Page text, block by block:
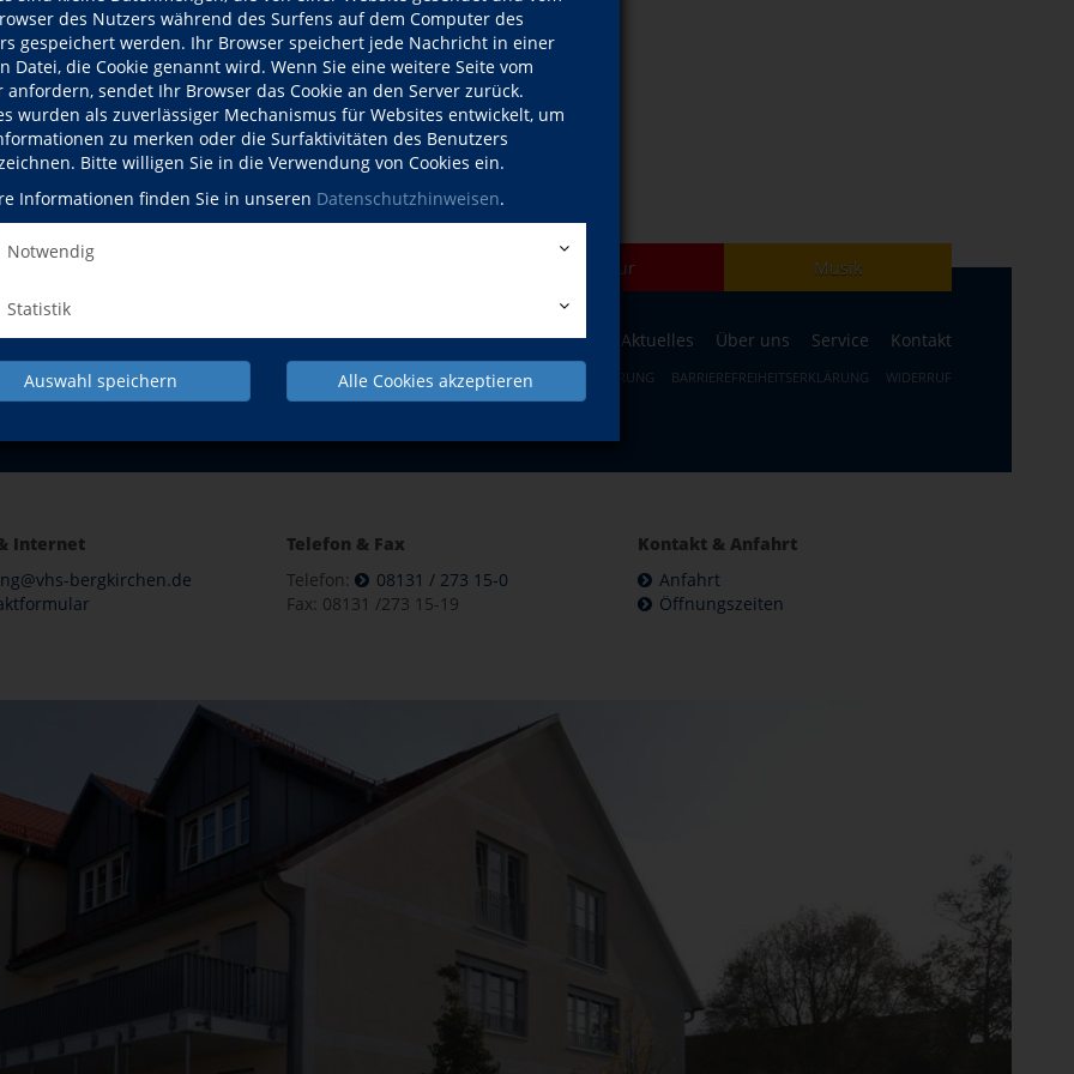
des Nutzers während des Surfens auf dem Computer des
gespeichert werden. Ihr Browser speichert jede Nachricht in einer
Datei, die Cookie genannt wird. Wenn Sie eine weitere Seite vom
anfordern, sendet Ihr Browser das Cookie an den Server zurück.
wurden als zuverlässiger Mechanismus für Websites entwickelt, um
zu merken oder die Surfaktivitäten des Benutzers
Bitte willigen Sie in die Verwendung von Cookies ein.
Informationen finden Sie in unseren Datenschutzhinweisen.
Notwendig
Statistik
Auswahl speichern Alle Cookies akzeptieren
NACH OBEN
Kultur Musik
Programm Aktuelles Über uns Service Kontakt
DATENSCHUTZERKLÄRUNG WIDERRUFSBELEHRUNG BARRIEREFREIHEITSERKLÄRUNG WIDERRUF
Internet
bergkirchen.de
Telefon & Fax
Telefon:
08131 / 273 15-0
Fax: 08131 /273 15-19
Kontakt & Anfahrt
Anfahrt
Öffnungszeiten